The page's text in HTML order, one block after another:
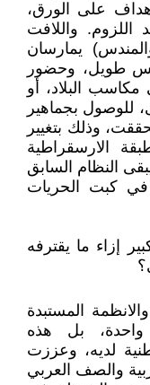
على الورق،
واللافت
يمارسان
طويل، وحضور
مكاسب البلاد، أو
للوصول بجماهير
وذلك بتغيير
الارسقراطية
النظام السابق
في كبت الحريات
إزاء ما يقترفه
المستبدة
واحدة، بل هذه
لديه، وعززت
والصف العربي